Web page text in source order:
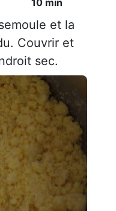
10 min
et la
Couvrir et
sec.